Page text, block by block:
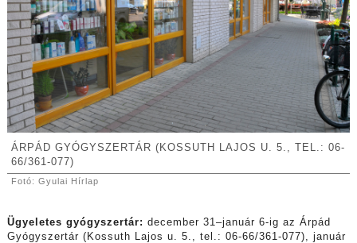
ÁRPÁD GYÓGYSZERTÁR (KOSSUTH LAJOS U. 5., TEL.: 06-
66/361-077)
Fotó: Gyulai Hírlap
Ügyeletes gyógyszertár: december 31–január 6-ig az Árpád
Gyógyszertár (Kossuth Lajos u. 5., tel.: 06-66/361-077), január